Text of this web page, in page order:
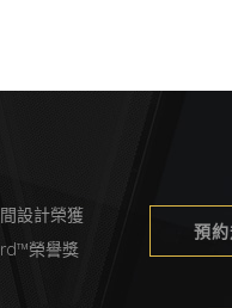
設計榮獲
榮譽獎
預